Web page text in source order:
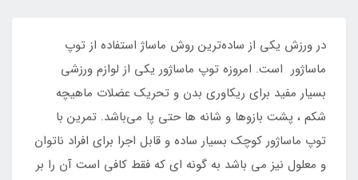
در ورزش یکی از ساده‌ترین روش ماساژ استفاده از توپ
ماساژور است. امروزه توپ ماساژور یکی از لوازم ورزشی
بسیار مفید برای ریکاوری بدن و تحریک عضلات ماهیچه
شکم ، پشت بازوها و شانه ها حتی پا می‌باشد. تمرین با
توپ ماساژور کوچک بسیار ساده و قابل اجرا برای افراد ناتوان
و معلول نیز می باشد به گونه ای که فقط کافی است آن را بر